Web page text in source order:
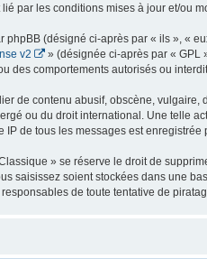
par les conditions mises à jour et/ou
phpBB (désigné ci-après par « ils », «
v2 » (désignée ci-après par « GPL
des comportements autorisés ou
de contenu abusif, obscène,
ou du droit international. Une telle
IP de tous les messages est
» se réserve le droit de
saisissez soient stockées dans une
de toute tentative de